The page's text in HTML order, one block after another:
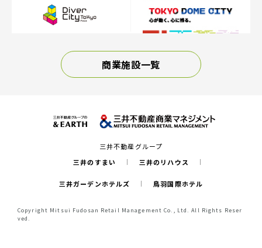
商業施設一覧
三井不動産グループ
三井のすまい
三井のリハウス
三井ガーデンホテルズ 鳥羽国際ホテル
Copyright Mitsui Fudosan Retail Management Co., Ltd. All Rights Reser
ved.